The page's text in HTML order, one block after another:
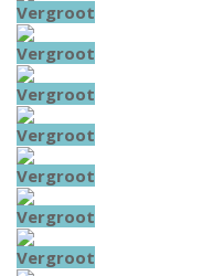
Vergroot
Vergroot
Vergroot
Vergroot
Vergroot
Vergroot
Vergroot